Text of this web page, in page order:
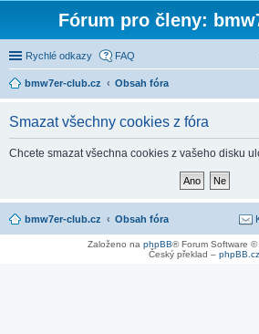
Fórum pro členy:
Rychlé odkazy FAQ
bmw7er-club.cz
Obsah fóra
Smazat všechny cookies z fóra
Chcete smazat všechna cookies z vašeho disku
bmw7er-club.cz Obsah fóra
Založeno na phpBB® Forum Software ©
Český překlad – phpBB.cz